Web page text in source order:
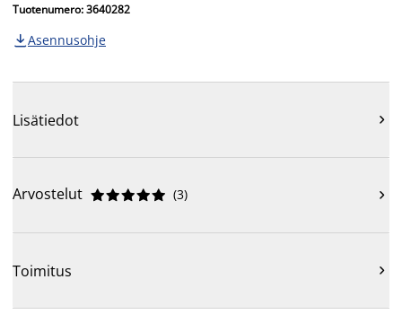
Tuotenumero: 3640282
 Asennusohje
Lisätiedot 
Arvostelut 




 (3) 
Toimitus 